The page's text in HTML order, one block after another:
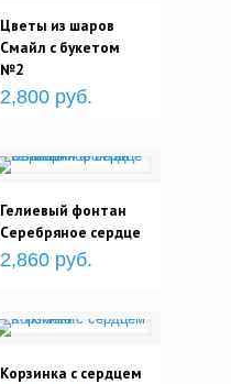
Цветы из шаров
Смайл с букетом
№2
2,800 руб.
Гелиевый фонтан
Серебряное сердце
2,860 руб.
Корзинка с сердцем